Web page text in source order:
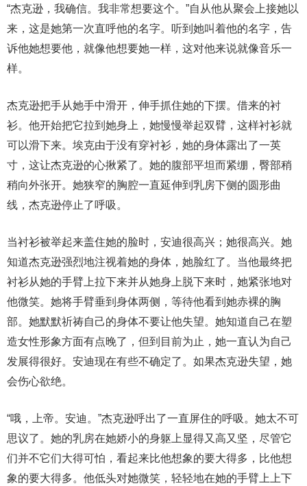
“杰克逊，我确信。我非常想要这个。”自从他从聚会上接她以
来，这是她第一次直呼他的名字。听到她叫着他的名字，告
诉他她想要他，就像他想要她一样，这对他来说就像音乐一
样。
杰克逊把手从她手中滑开，伸手抓住她的下摆。借来的衬
衫。他开始把它拉到她身上，她慢慢举起双臂，这样衬衫就
可以滑下来。埃克由于没有穿衬衫，她的身体露出了一英
寸，这让杰克逊的心揪紧了。她的腹部平坦而紧绷，臀部稍
稍向外张开。她狭窄的胸腔一直延伸到乳房下侧的圆形曲
线，杰克逊停止了呼吸。
当衬衫被举起来盖住她的脸时，安迪很高兴；她很高兴。她
知道杰克逊强烈地注视着她的身体，她脸红了。当他最终把
衬衫从她的手臂上拉下来并从她身上脱下来时，她紧张地对
他微笑。她将手臂垂到身体两侧，等待他看到她赤裸的胸
部。她默默祈祷自己的身体不要让他失望。她知道自己在塑
造女性形象方面有点晚了，但到目前为止，她一直认为自己
发展得很好。安迪现在有些不确定了。如果杰克逊失望，她
会伤心欲绝。
“哦，上帝。安迪。”杰克逊呼出了一直屏住的呼吸。她太不可
思议了。她的乳房在她娇小的身躯上显得又高又坚，尽管它
们并不它们大得可怕，看起来比他想象的要大得多，比他想
象的要大得多。他低头对她微笑，轻轻地在她的手臂上上下